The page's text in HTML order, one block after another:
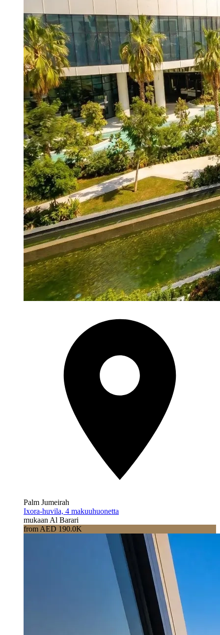
Palm Jumeirah
Ixora-huvila, 4 makuuhuonetta
mukaan Al Barari
from AED 190.0K